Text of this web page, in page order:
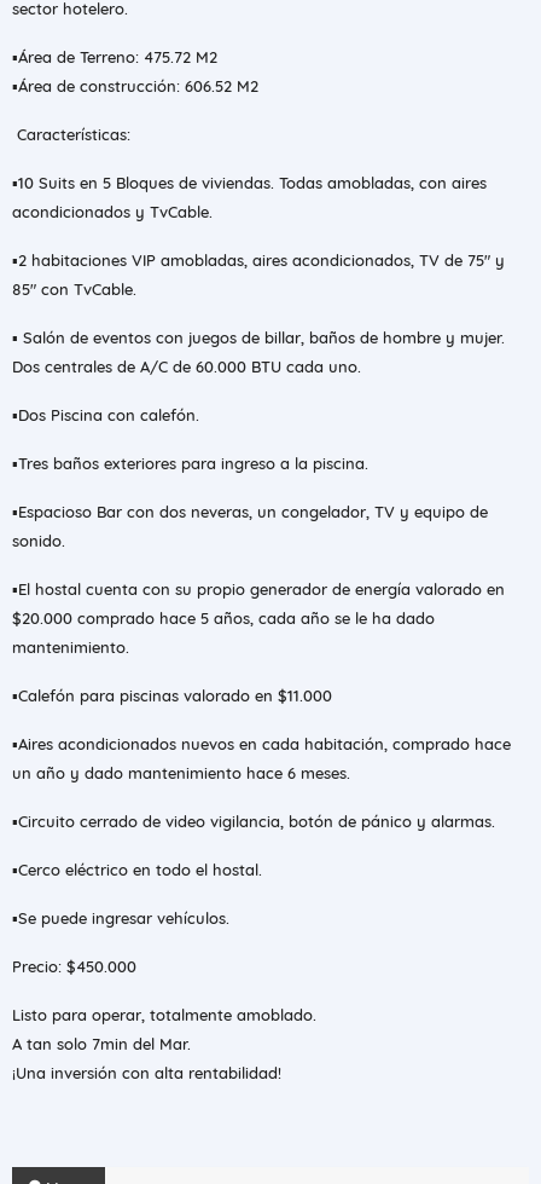
sector hotelero.
▪️Área de Terreno: 475.72 M2
▪️Área de construcción: 606.52 M2
Características:
▪️10 Suits en 5 Bloques de viviendas. Todas amobladas, con aires
acondicionados y TvCable.
▪️2 habitaciones VIP amobladas, aires acondicionados, TV de 75" y
85" con TvCable.
▪️ Salón de eventos con juegos de billar, baños de hombre y mujer.
Dos centrales de A/C de 60.000 BTU cada uno.
▪️Dos Piscina con calefón.
▪️Tres baños exteriores para ingreso a la piscina.
▪️Espacioso Bar con dos neveras, un congelador, TV y equipo de
sonido.
▪️El hostal cuenta con su propio generador de energía valorado en
$20.000 comprado hace 5 años, cada año se le ha dado
mantenimiento.
▪️Calefón para piscinas valorado en $11.000
▪️Aires acondicionados nuevos en cada habitación, comprado hace
un año y dado mantenimiento hace 6 meses.
▪️Circuito cerrado de video vigilancia, botón de pánico y alarmas.
▪️Cerco eléctrico en todo el hostal.
▪️Se puede ingresar vehículos.
Precio: $450.000
Listo para operar, totalmente amoblado.
A tan solo 7min del Mar.
¡Una inversión con alta rentabilidad!